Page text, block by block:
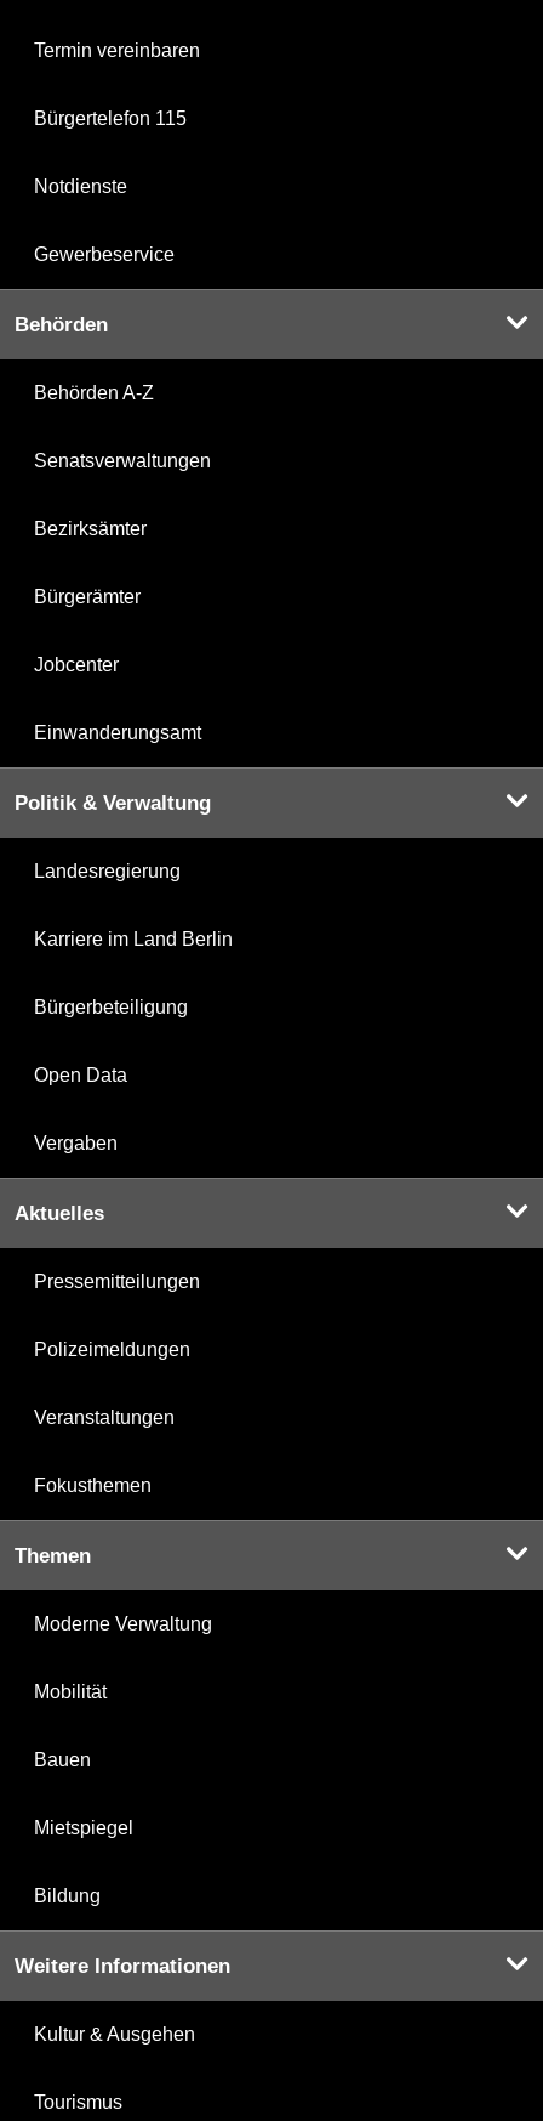
Termin vereinbaren
Bürgertelefon 115
Notdienste
Gewerbeservice
Behörden
Behörden A-Z
Senatsverwaltungen
Bezirksämter
Bürgerämter
Jobcenter
Einwanderungsamt
Politik & Verwaltung
Landesregierung
Karriere im Land Berlin
Bürgerbeteiligung
Open Data
Vergaben
Aktuelles
Pressemitteilungen
Polizeimeldungen
Veranstaltungen
Fokusthemen
Themen
Moderne Verwaltung
Mobilität
Bauen
Mietspiegel
Bildung
Weitere Informationen
Kultur & Ausgehen
Tourismus